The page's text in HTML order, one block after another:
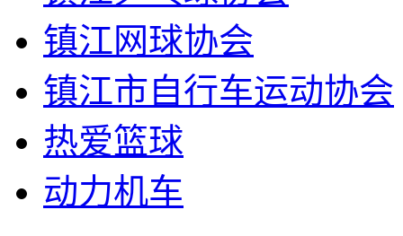
镇江网球协会
镇江市自行车运动协会
热爱篮球
动力机车